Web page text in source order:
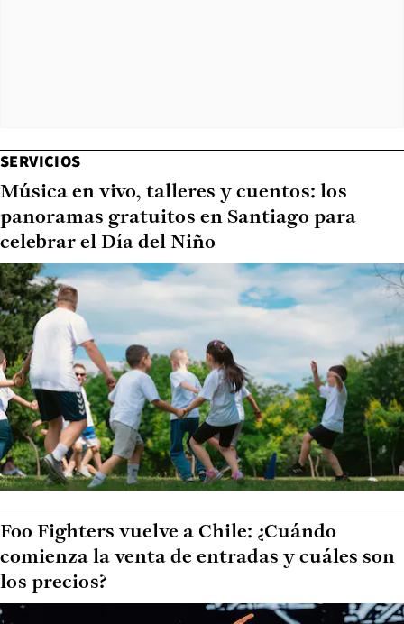
SERVICIOS
Música en vivo, talleres y cuentos: los
panoramas gratuitos en Santiago para
celebrar el Día del Niño
Foo Fighters vuelve a Chile: ¿Cuándo
comienza la venta de entradas y cuáles son
los precios?